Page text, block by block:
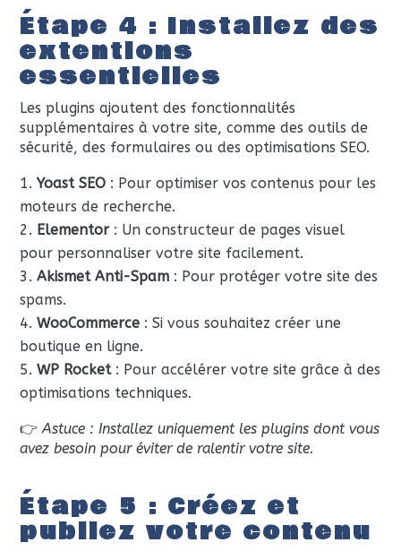
Étape 4 : Installez des
extentions
essentielles
Les plugins ajoutent des fonctionnalités
supplémentaires à votre site, comme des outils de
sécurité, des formulaires ou des optimisations SEO.
Yoast SEO : Pour optimiser vos contenus pour les
moteurs de recherche.
Elementor: Un constructeur de pages visuel
pour personnaliser votre site facilement.
Akismet Anti-Spam : Pour protéger votre site des
spams.
WooCommerce : Si vous souhaitez créer une
boutique en ligne.
WP Rocket: Pour accélérer votre site grâce à des
optimisations techniques.
👉Astuce : Installez uniquement les plugins dont vous
avez besoin pour éviter de ralentir votre site.
Étape 5 : Créez et
publiez votre contenu